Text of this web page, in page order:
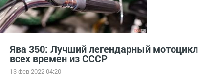
Ява 350: Лучший легендарный мотоцикл
всех времен из СССР
13 фев 2022 04:20